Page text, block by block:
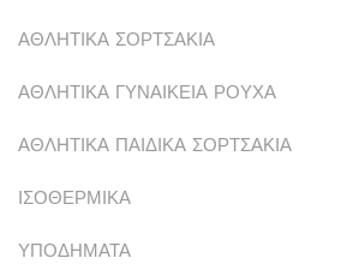
ΑΘΛΗΤΙΚΑ ΣΟΡΤΣΑΚΙΑ
ΑΘΛΗΤΙΚΑ ΓΥΝΑΙΚΕΙΑ ΡΟΥΧΑ
ΑΘΛΗΤΙΚΑ ΠΑΙΔΙΚΑ ΣΟΡΤΣΑΚΙΑ
ΙΣΟΘΕΡΜΙΚΑ
ΥΠΟΔΗΜΑΤΑ